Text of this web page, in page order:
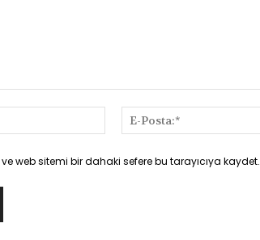
İsim:*
web sitemi bir dahaki sefere bu tarayıcıya kaydet.